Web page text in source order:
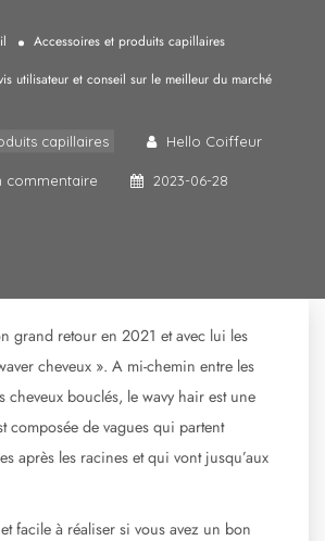
Accessoires et produits capillaires
utilisateur et conseil sur le meilleur du marché
capillaires Hello Coiffeur
commentaire 2023-06-28
grand retour en 2021 et avec lui les
cheveux ». A mi-chemin entre les
cheveux bouclés, le wavy hair est une
composée de vagues qui partent
après les racines et qui vont jusqu’aux
facile à réaliser si vous avez un bon